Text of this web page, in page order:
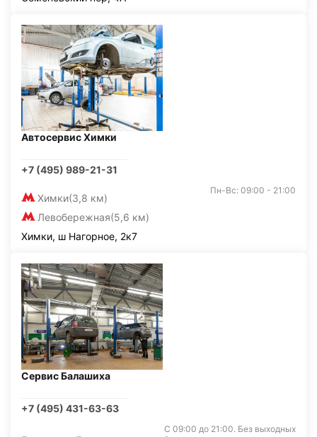
Автосервис Химки
+7 (495) 989-21-31
Химки(3,8 км)
Левобережная(5,6 км)
Пн-Вс: 09:00 - 21:00
Химки, ш Нагорное, 2к7
Сервис Балашиха
+7 (495) 431-63-63
С 09:00 до 21:00. Без выходных